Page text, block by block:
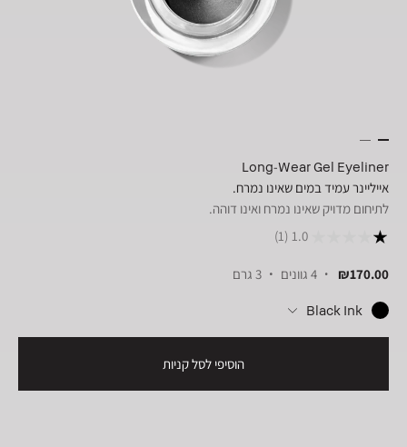
Long-Wear Gel Eyeliner
אייליינר עמיד במים שאינו נמרח.
לתיחום מדויק שאינו נמרח ואינו דוהה.
1.0
(1)
₪170.00 4 גוונים 3 גרם
Black Ink
הוסיפי לסל קניות